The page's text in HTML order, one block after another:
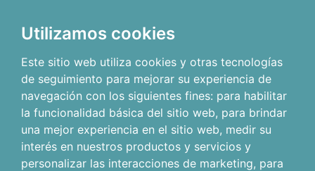
Utilizamos cookies
Este sitio web utiliza cookies y otras tecnologías
de seguimiento para mejorar su experiencia de
navegación con los siguientes fines: para habilitar
la funcionalidad básica del sitio web, para brindar
una mejor experiencia en el sitio web, medir su
interés en nuestros productos y servicios y
personalizar las interacciones de marketing, para